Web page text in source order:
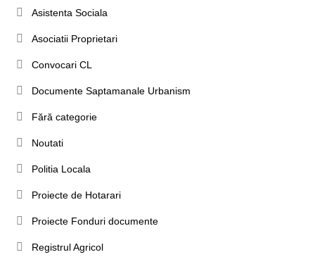
Asistenta Sociala
Asociatii Proprietari
Convocari CL
Documente Saptamanale Urbanism
Fără categorie
Noutati
Politia Locala
Proiecte de Hotarari
Proiecte Fonduri documente
Registrul Agricol